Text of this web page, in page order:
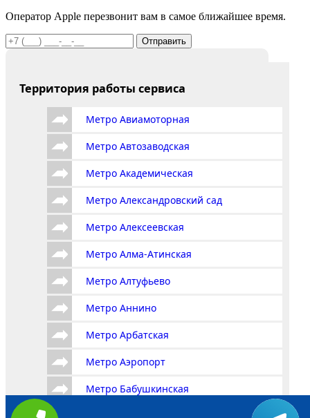
Оператор Apple перезвонит вам в самое ближайшее время.
Отправить
Территория работы сервиса
Метро Авиамоторная
Метро Автозаводская
Метро Академическая
Метро Александровский сад
Метро Алексеевская
Метро Алма-Атинская
Метро Алтуфьево
Метро Аннино
Метро Арбатская
Метро Аэропорт
Метро Бабушкинская